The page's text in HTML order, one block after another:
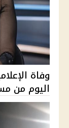
وفاة
اليوم من